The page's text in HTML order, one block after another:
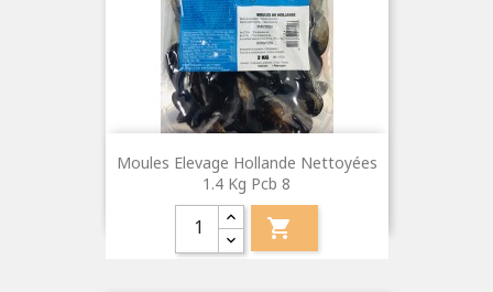
Moules Elevage Hollande Nettoyées
1.4 Kg Pcb 8
